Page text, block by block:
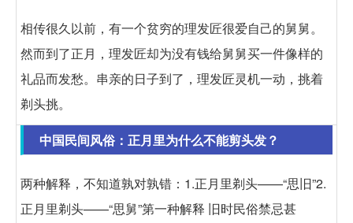
相传很久以前，有一个贫穷的理发匠很爱自己的舅舅。
然而到了正月，理发匠却为没有钱给舅舅买一件像样的
礼品而发愁。串亲的日子到了，理发匠灵机一动，挑着
剃头挑。
中国民间风俗：正月里为什么不能剪头发？
两种解释，不知道孰对孰错：1.正月里剃头——“思旧”2.
正月里剃头——“思舅”第一种解释 旧时民俗禁忌甚